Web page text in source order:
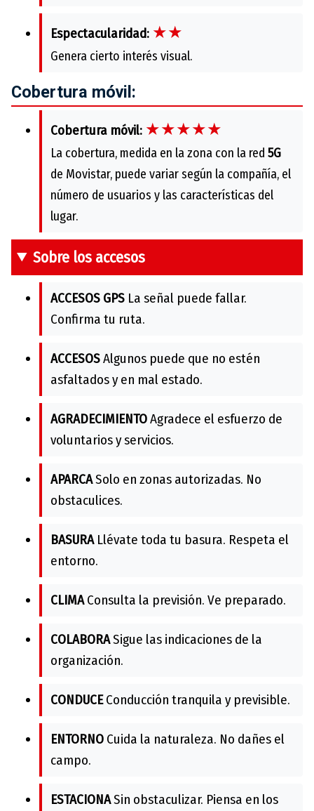
Espectacularidad: ★★
Genera cierto interés visual.
Cobertura móvil:
Cobertura móvil: ★★★★★
La cobertura, medida en la zona con la red 5G
de Movistar, puede variar según la compañía, el
número de usuarios y las características del
lugar.
Sobre los accesos
ACCESOS GPS La señal puede fallar.
Confirma tu ruta.
ACCESOSAlgunos puede que no estén
asfaltados y en mal estado.
AGRADECIMIENTOAgradece el esfuerzo de
voluntarios y servicios.
APARCASolo en zonas autorizadas. No
obstaculices.
BASURALlévate toda tu basura. Respeta el
entorno.
CLIMAConsulta la previsión. Ve preparado.
COLABORASigue las indicaciones de la
organización.
CONDUCEConducción tranquila y previsible.
ENTORNO Cuida la naturaleza. No dañes el
campo.
ESTACIONASin obstaculizar. Piensa en los